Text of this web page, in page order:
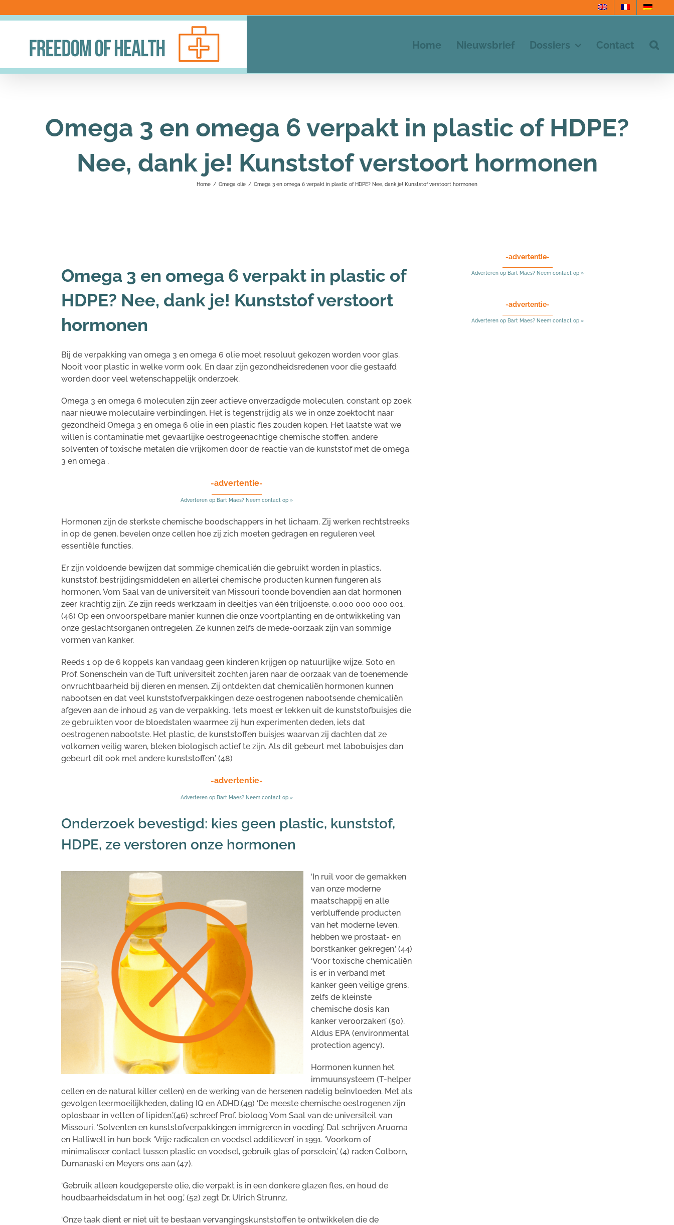
naar
Home Nieuwsbrief Dossiers Contact
Omega 3 en omega 6 verpakt in plastic of HDPE?
Nee, dank je! Kunststof verstoort hormonen
Home / Omega olie / Omega 3 en omega 6 verpakt in plastic of HDPE? Nee, dank je! Kunststof verstoort hormonen
Omega 3 en omega 6 verpakt in plastic of
HDPE? Nee, dank je! Kunststof verstoort
hormonen
Bij de verpakking van omega 3 en omega 6 olie moet resoluut gekozen worden voor glas.
Nooit voor plastic in welke vorm ook. En daar zijn gezondheidsredenen voor die gestaafd
worden door veel wetenschappelijk onderzoek.
Omega 3 en omega 6 moleculen zijn zeer actieve onverzadigde moleculen, constant op zoek
naar nieuwe moleculaire verbindingen. Het is tegenstrijdig als we in onze zoektocht naar
gezondheid Omega 3 en omega 6 olie in een plastic fles zouden kopen. Het laatste wat we
willen is contaminatie met gevaarlijke oestrogeenachtige chemische stoffen, andere
solventen of toxische metalen die vrijkomen door de reactie van de kunststof met de omega
3 en omega .
-advertentie-
Adverteren op Bart Maes? Neem contact op »
Hormonen zijn de sterkste chemische boodschappers in het lichaam. Zij werken rechtstreeks
in op de genen, bevelen onze cellen hoe zij zich moeten gedragen en reguleren veel
essentiële functies.
Er zijn voldoende bewijzen dat sommige chemicaliën die gebruikt worden in plastics,
kunststof, bestrijdingsmiddelen en allerlei chemische producten kunnen fungeren als
hormonen. Vom Saal van de universiteit van Missouri toonde bovendien aan dat hormonen
zeer krachtig zijn. Ze zijn reeds werkzaam in deeltjes van één triljoenste, 0,000 000 000 001.
(46) Op een onvoorspelbare manier kunnen die onze voortplanting en de ontwikkeling van
onze geslachtsorganen ontregelen. Ze kunnen zelfs de mede-oorzaak zijn van sommige
vormen van kanker.
Reeds 1 op de 6 koppels kan vandaag geen kinderen krijgen op natuurlijke wijze. Soto en
Prof. Sonenschein van de Tuft universiteit zochten jaren naar de oorzaak van de toenemende
onvruchtbaarheid bij dieren en mensen. Zij ontdekten dat chemicaliën hormonen kunnen
nabootsen en dat veel kunststofverpakkingen deze oestrogenen nabootsende chemicaliën
afgeven aan de inhoud 25 van de verpakking. ‘Iets moest er lekken uit de kunststofbuisjes die
ze gebruikten voor de bloedstalen waarmee zij hun experimenten deden, iets dat
oestrogenen nabootste. Het plastic, de kunststoffen buisjes waarvan zij dachten dat ze
volkomen veilig waren, bleken biologisch actief te zijn. Als dit gebeurt met labobuisjes dan
gebeurt dit ook met andere kunststoffen.’ (48)
-advertentie-
Adverteren op Bart Maes? Neem contact op »
Onderzoek bevestigd: kies geen plastic, kunststof,
HDPE, ze verstoren onze hormonen
‘In ruil voor de gemakken
van onze moderne
maatschappij en alle
verbluffende producten
van het moderne leven,
hebben we prostaat- en
borstkanker gekregen.’ (44)
‘Voor toxische chemicaliën
is er in verband met
kanker geen veilige grens,
zelfs de kleinste
chemische dosis kan
kanker veroorzaken’ (50).
Aldus EPA (environmental
protection agency).
Hormonen kunnen het
immuunsysteem (T-helper
cellen en de natural killer cellen) en de werking van de hersenen nadelig beïnvloeden. Met als
gevolgen leermoeilijkheden, daling IQ en ADHD.(49) ‘De meeste chemische oestrogenen zijn
oplosbaar in vetten of lipiden.’(46) schreef Prof. bioloog Vom Saal van de universiteit van
Missouri. ‘Solventen en kunststofverpakkingen immigreren in voeding’. Dat schrijven Aruoma
en Halliwell in hun boek ‘Vrije radicalen en voedsel additieven’ in 1991. ‘Voorkom of
minimaliseer contact tussen plastic en voedsel, gebruik glas of porselein,’ (4) raden Colborn,
Dumanaski en Meyers ons aan (47).
‘Gebruik alleen koudgeperste olie, die verpakt is in een donkere glazen fles, en houd de
houdbaarheidsdatum in het oog,’ (52) zegt Dr. Ulrich Strunnz.
‘Onze taak dient er niet uit te bestaan vervangingskunststoffen te ontwikkelen die de
-advertentie-
Adverteren op Bart Maes? Neem contact op »
-advertentie-
Adverteren op Bart Maes? Neem contact op »